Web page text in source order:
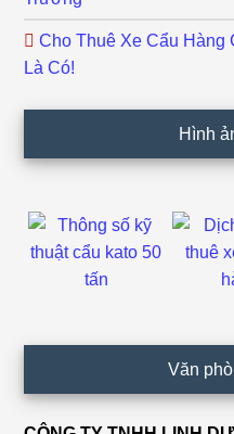
Cho Thuê Xe Cẩu Hàng
Là Có!
Hình
Văn